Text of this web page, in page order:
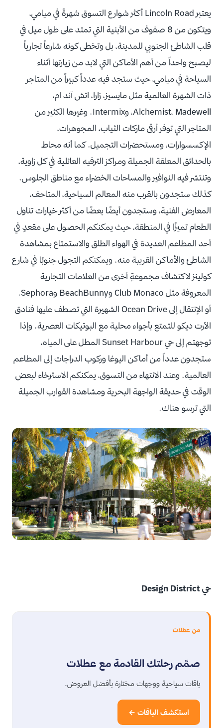
يعتبر Lincoln Road أكثر شوارع التسوق شهرةً في ميامي،
ويتكون من 8 صفوف من الأبنية التي تمتد على طول ميل في
قلب الشاطئ الجنوبي للمدينة، بل وتخطى كونه شارعاً تجارياً
ليصبح واحداً من أهم الأماكن التي لابد من زيارتها أثناء
السياحة في ميامي، حيث ستجد فيه عدداً كبيراً من المتاجر
ذات الشهرة العالمية مثل مايسيز، زارا، اتش آند ام،
Alchemist، Madewell، وIntermix. وغيرها الكثير من
المتاجر التي توفر أرقى ماركات الثياب، المجوهرات،
الإكسسوارات، ومستحضرات التجميل. كما أنه محاط
بالحدائق المعلقة الجميلة ومراكز الترفيه العائلية في كل زاوية،
وتنتشر فيه النوافير والمساحات الخضراء مع مناطق الجلوس.
كذلك ستجدون بالقرب منه المعالم السياحية، المتاحف،
المعارض الفنية، وستجدون أيضًا بعضًا من أكثر خيارات تناول
الطعام تميزًا في المنطقة، حيث يمكنكم الحصول على مقعدٍ في
أحد المطاعم العديدة في الهواء الطلق والاستمتاع بمشاهدة
الشاطئ والأماكن القريبة منه. ويمكنكم التجول جنوبًا في شارع
كولينز لاكتشاف مجموعةٍ أخرى من العلامات التجارية
المعروفة مثل Club Monaco وBeachBunny وSephora.
أو الإنتقال إلى Ocean Drive الشهيرة التي تصطف عليها فنادق
الآرت ديكو للتمتع بأجواء محلية مع البوتيكات العصرية. وإذا
توجهتم إلى حي Sunset Harbour المطل على المياه،
ستجدون عدداً من أماكن اليوغا وركوب الدراجات إلى المطاعم
العالمية. وعند الانتهاء من التسوق، يمكنكم الاسترخاء لبعض
الوقت في حديقة الواجهة البحرية ومشاهدة القوارب الجميلة
التي ترسو هناك.
حي Design District
من عطلات
صمّم رحلتك القادمة مع عطلات
باقات سياحية ووجهات مختارة بأفضل العروض.
استكشف الباقات ←